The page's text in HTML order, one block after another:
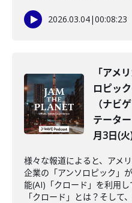
2026.03.04|00:08:23
「アメ
ロピッ
（ナビ
テータ
月3日(
様々な報道によると、アメ
企業の「アンソロピック」
能(AI)「クロード」を利用
「クロード」とは？そして